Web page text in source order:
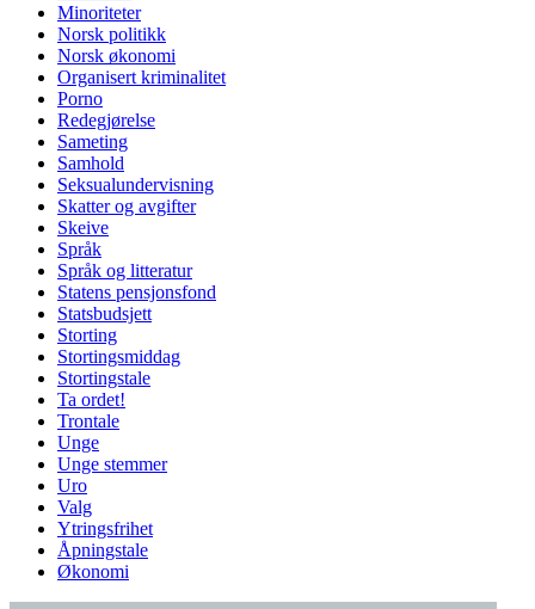
Minoriteter
Norsk politikk
Norsk økonomi
Organisert kriminalitet
Porno
Redegjørelse
Sameting
Samhold
Seksualundervisning
Skatter og avgifter
Skeive
Språk
Språk og litteratur
Statens pensjonsfond
Statsbudsjett
Storting
Stortingsmiddag
Stortingstale
Ta ordet!
Trontale
Unge
Unge stemmer
Uro
Valg
Ytringsfrihet
Åpningstale
Økonomi